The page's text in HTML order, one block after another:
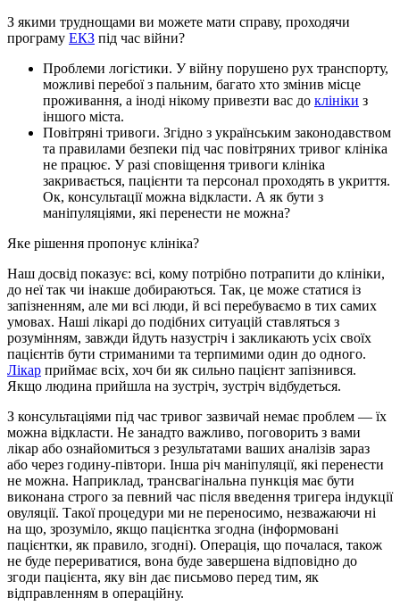
З якими труднощами ви можете мати справу, проходячи
програму ЕКЗ під час війни?
Проблеми логістики. У війну порушено рух транспорту,
можливі перебої з пальним, багато хто змінив місце
проживання, а іноді нікому привезти вас до клініки з
іншого міста.
Повітряні тривоги. Згідно з українським законодавством
та правилами безпеки під час повітряних тривог клініка
не працює. У разі сповіщення тривоги клініка
закривається, пацієнти та персонал проходять в укриття.
Ок, консультації можна відкласти. А як бути з
маніпуляціями, які перенести не можна?
Яке рішення пропонує клініка?
Наш досвід показує: всі, кому потрібно потрапити до клініки,
до неї так чи інакше добираються. Так, це може статися із
запізненням, але ми всі люди, й всі перебуваємо в тих самих
умовах. Наші лікарі до подібних ситуацій ставляться з
розумінням, завжди йдуть назустріч і закликають усіх своїх
пацієнтів бути стриманими та терпимими один до одного.
Лікар приймає всіх, хоч би як сильно пацієнт запізнився.
Якщо людина прийшла на зустріч, зустріч відбудеться.
З консультаціями під час тривог зазвичай немає проблем — їх
можна відкласти. Не занадто важливо, поговорить з вами
лікар або ознайомиться з результатами ваших аналізів зараз
або через годину-півтори. Інша річ маніпуляції, які перенести
не можна. Наприклад, трансвагінальна пункція має бути
виконана строго за певний час після введення тригера індукції
овуляції. Такої процедури ми не переносимо, незважаючи ні
на що, зрозуміло, якщо пацієнтка згодна (інформовані
пацієнтки, як правило, згодні). Операція, що почалася, також
не буде перериватися, вона буде завершена відповідно до
згоди пацієнта, яку він дає письмово перед тим, як
відправленням в операційну.